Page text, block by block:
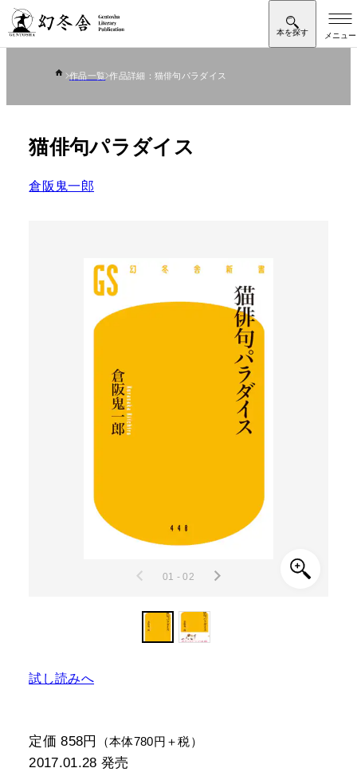
作品一覧 作品詳細：猫俳句パラダイス
猫俳句パラダイス
倉阪鬼一郎
01 - 02
試し読みへ
定価 858円 （本体780円＋税）
2017.01.28 発売